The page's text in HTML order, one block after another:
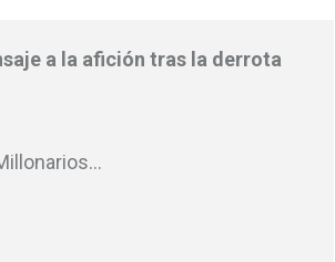
a la afición tras la derrota
…